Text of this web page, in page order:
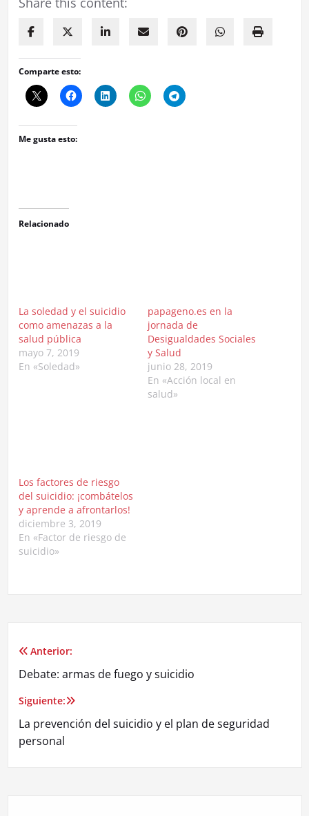
Comparte esto:
Me gusta esto:
Relacionado
La soledad y el suicidio
como amenazas a la
salud pública
mayo 7, 2019
En «Soledad»
papageno.es en la
jornada de
Desigualdades Sociales
y Salud
junio 28, 2019
En «Acción local en
salud»
Los factores de riesgo
del suicidio: ¡combátelos
y aprende a afrontarlos!
diciembre 3, 2019
En «Factor de riesgo de
suicidio»
Navegación
de
entradas
Anterior:
Debate: armas de fuego y suicidio
Siguiente:
La prevención del suicidio y el plan de seguridad
personal